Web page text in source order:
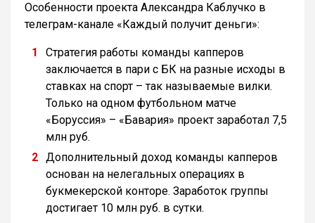
Особенности проекта Александра Каблучко в
телеграм-канале «Каждый получит деньги»:
Стратегия работы команды капперов
заключается в пари с БК на разные исходы в
ставках на спорт – так называемые вилки.
Только на одном футбольном матче
«Боруссия» – «Бавария» проект заработал 7,5
млн руб.
Дополнительный доход команды капперов
основан на нелегальных операциях в
букмекерской конторе. Заработок группы
достигает 10 млн руб. в сутки.